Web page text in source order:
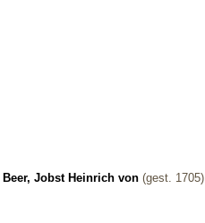
Beer, Jobst Heinrich von (gest. 1705)